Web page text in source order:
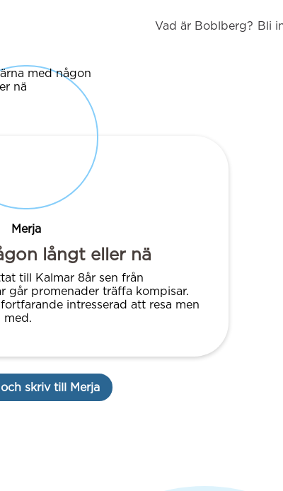
Vad är Boblberg? Bli
Merja
långt eller nä
till Kalmar 8år sen från
går promenader träffa kompisar.
intresserad att resa men
med.
skriv till Merja